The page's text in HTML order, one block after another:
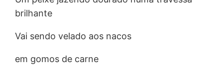
brilhante
Vai sendo velado aos nacos
em gomos de carne